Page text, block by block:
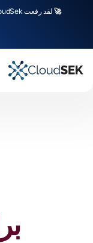
🚀 لقد رفعت CloudSek